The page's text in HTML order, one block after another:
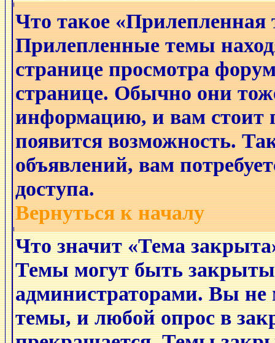
Что такое «Прилепленная
Прилепленные темы
странице просмотра
странице. Обычно они
информацию, и вам стоит
появится возможность.
объявлений, вам
доступа.
Вернуться к началу
Что значит «Тема
Темы могут быть
администраторами. Вы не
темы, и любой опрос в